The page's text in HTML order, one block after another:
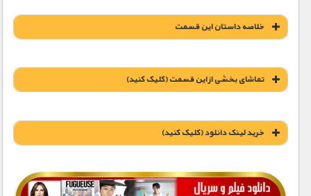
خلاصه داستان این قسمت
تماشای بخشی از این قسمت (کلیک کنید)
خريد لينک دانلود (کليک کنيد)
1900 تومان – خريد لينک دانلود (افزودن به سبد خريد)